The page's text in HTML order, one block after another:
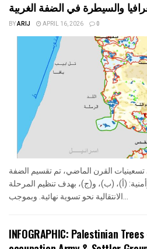
BYARIJ APRIL 16, 2026 0
تسعينيات القرن الماضي، تم تقسيم الضفة
(أ)، (ب)، و(ج)، بهدف تنظيم المرحلة
INFOGRAPHIC: Palestinian